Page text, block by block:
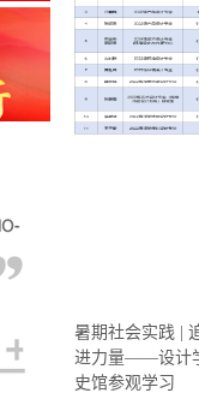
暑期社会实践 |
进力量——设计
史馆参观学习